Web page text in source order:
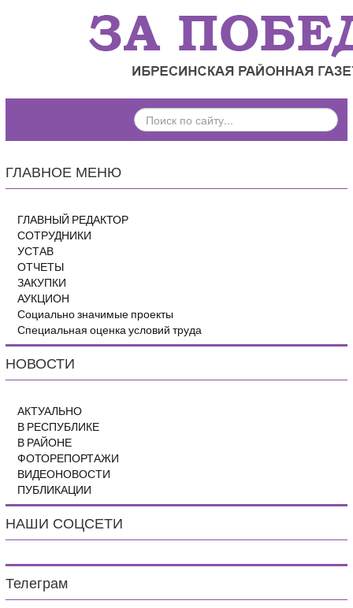
ПОИСК
ПО
ГЛАВНОЕ МЕНЮ
ГЛАВНЫЙ РЕДАКТОР
СОТРУДНИКИ
УСТАВ
ОТЧЕТЫ
ЗАКУПКИ
АУКЦИОН
Социально значимые проекты
Специальная оценка условий труда
НОВОСТИ
АКТУАЛЬНО
В РЕСПУБЛИКЕ
В РАЙОНЕ
ФОТОРЕПОРТАЖИ
ВИДЕОНОВОСТИ
ПУБЛИКАЦИИ
НАШИ СОЦСЕТИ
Телеграм